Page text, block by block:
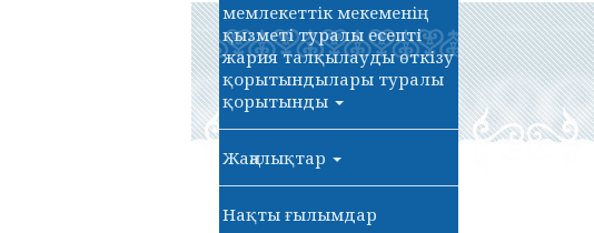
мемлекеттік мекеменің
қызметі туралы есепті
жария талқылауды өткізу
қорытындылары туралы
қорытынды
Жаңалықтар
Нақты ғылымдар